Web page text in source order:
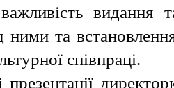
видання
ними та
співпраці.
презентації